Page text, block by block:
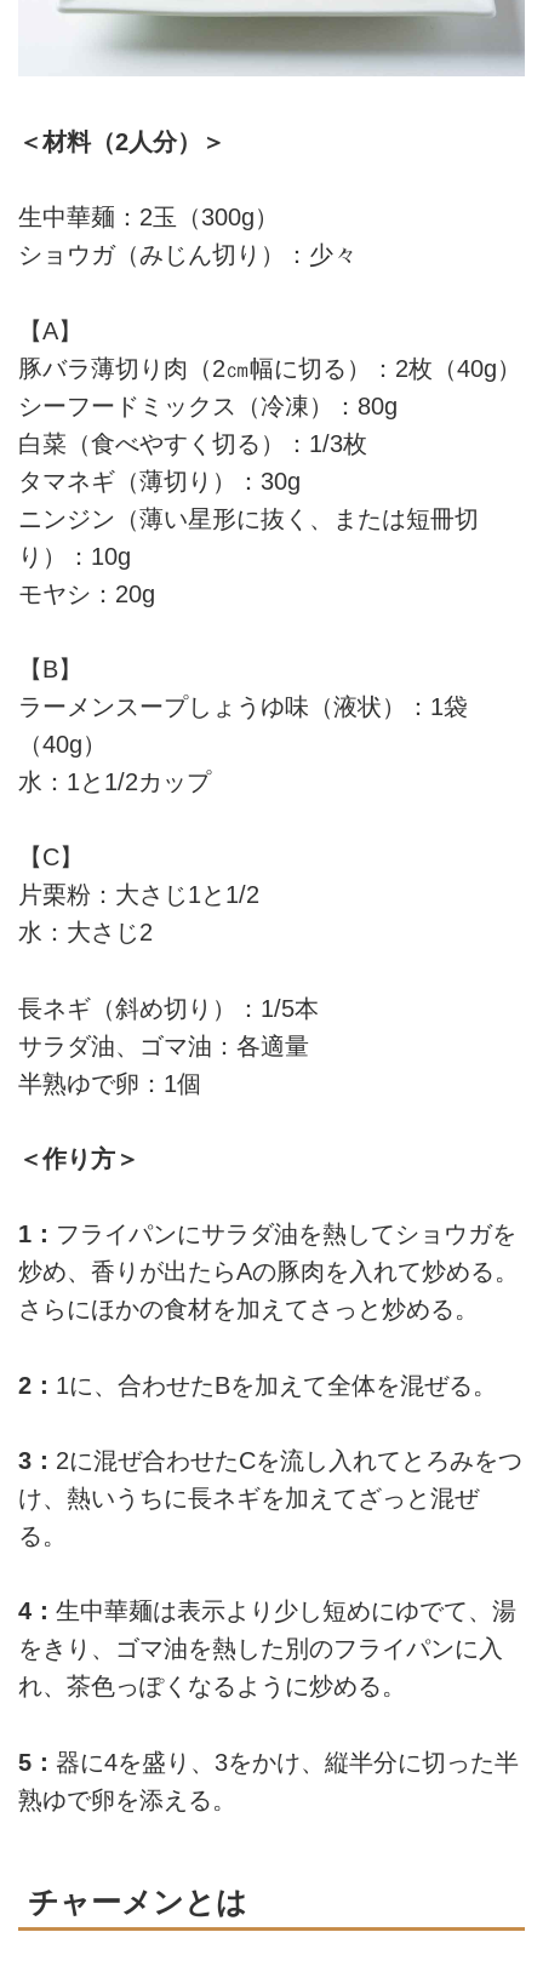
＜材料（2人分）＞
生中華麺：2玉（300g）
ショウガ（みじん切り）：少々
【A】
豚バラ薄切り肉（2㎝幅に切る）：2枚（40g）
シーフードミックス（冷凍）：80g
白菜（食べやすく切る）：1/3枚
タマネギ（薄切り）：30g
ニンジン（薄い星形に抜く、または短冊切
り）：10g
モヤシ：20g
【B】
ラーメンスープしょうゆ味（液状）：1袋
（40g）
水：1と1/2カップ
【C】
片栗粉：大さじ1と1/2
水：大さじ2
長ネギ（斜め切り）：1/5本
サラダ油、ゴマ油：各適量
半熟ゆで卵：1個
＜作り方＞
1： フライパンにサラダ油を熱してショウガを
炒め、香りが出たらAの豚肉を入れて炒める。
さらにほかの食材を加えてさっと炒める。
2： 1に、合わせたBを加えて全体を混ぜる。
3： 2に混ぜ合わせたCを流し入れてとろみをつ
け、熱いうちに長ネギを加えてざっと混ぜ
る。
4： 生中華麺は表示より少し短めにゆでて、湯
をきり、ゴマ油を熱した別のフライパンに入
れ、茶色っぽくなるように炒める。
5： 器に4を盛り、3をかけ、縦半分に切った半
熟ゆで卵を添える。
チャーメンとは